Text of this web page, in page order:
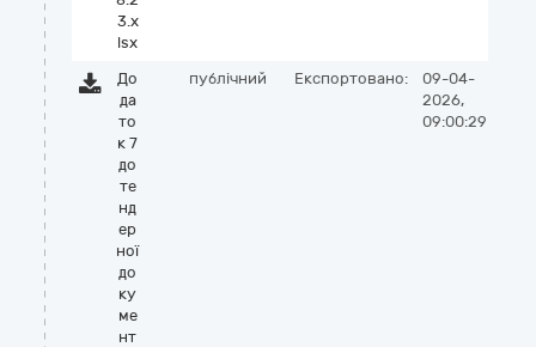
3.x
lsx
До
да
то
к 7
до
те
нд
ер
ної
до
ку
ме
нт
публічний Експортовано:
09-04-
2026,
09:00:29